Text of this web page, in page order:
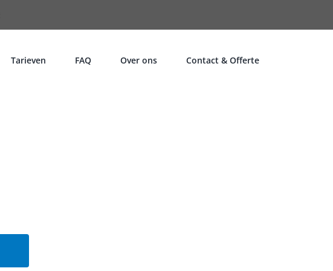
Tarieven FAQ Over ons Contact & Offerte